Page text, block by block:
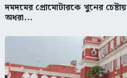
দমদমের প্রোমোটারকে খুনের
অধরা...